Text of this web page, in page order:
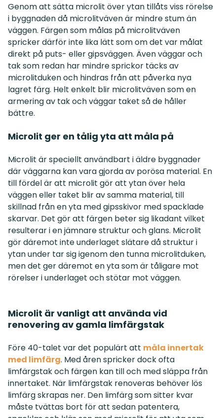
Genom att sätta microlit över ytan tillåts viss rörelse
i byggnaden då microlitväven är mindre stum än
väggen. Färgen som målas på microlitväven
spricker därför inte lika lätt som om det var målat
direkt på puts- eller gipsväggen. Även väggar och
tak som redan har mindre sprickor täcks av
microlitduken och hindras från att påverka nya
lagret färg. Helt enkelt blir microlitväven som en
armering av tak och väggar taket så de håller
bättre.
Microlit ger en tålig yta att måla på
Microlit är speciellt användbart i äldre byggnader
där väggarna kan vara gjorda av porösa material. En
till fördel är att microlit gör att ytan över hela
väggen eller taket blir av samma material, till
skillnad från en yta med gipsskivor med spacklade
skarvar. Det gör att färgen beter sig likadant vilket
resulterar i en jämnare struktur och glans. Microlit
gör däremot inte underlaget slätare då struktur i
ytan under tar sig igenom den tunna microlitduken,
men det ger däremot en yta som är tåligare mot
rörelser i underlaget och stötar mot väggen.
Microlit är vanligt att använda vid
renovering av gamla limfärgstak
Före 40-talet var det populärt att måla innertak
med limfärg. Med åren spricker dock ofta
limfärgstak och färgen kan till och med släppa från
innertaket. När limfärgstak renoveras behöver lös
limfärg skrapas ner. Den limfärg som sitter kvar
måste tvättas bort för att sedan patentera,